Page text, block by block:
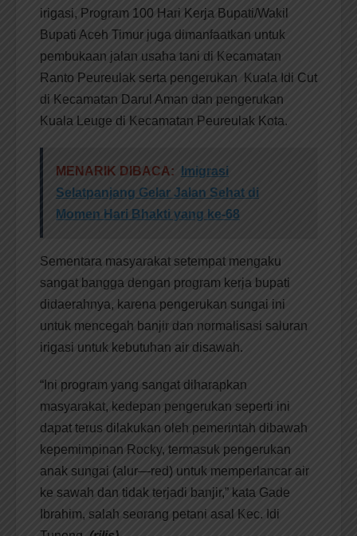
irigasi, Program 100 Hari Kerja Bupati/Wakil
Bupati Aceh Timur juga dimanfaatkan untuk
pembukaan jalan usaha tani di Kecamatan
Ranto Peureulak serta pengerukan Kuala Idi Cut
di Kecamatan Darul Aman dan pengerukan
Kuala Leuge di Kecamatan Peureulak Kota.
MENARIK DIBACA:
Imigrasi
Selatpanjang Gelar Jalan Sehat di
Momen Hari Bhakti yang ke-68
Sementara masyarakat setempat mengaku
sangat bangga dengan program kerja bupati
didaerahnya, karena pengerukan sungai ini
untuk mencegah banjir dan normalisasi saluran
irigasi untuk kebutuhan air disawah.
“Ini program yang sangat diharapkan
masyarakat, kedepan pengerukan seperti ini
dapat terus dilakukan oleh pemerintah dibawah
kepemimpinan Rocky, termasuk pengerukan
anak sungai (alur—red) untuk memperlancar air
ke sawah dan tidak terjadi banjir,” kata Gade
Ibrahim, salah seorang petani asal Kec. Idi